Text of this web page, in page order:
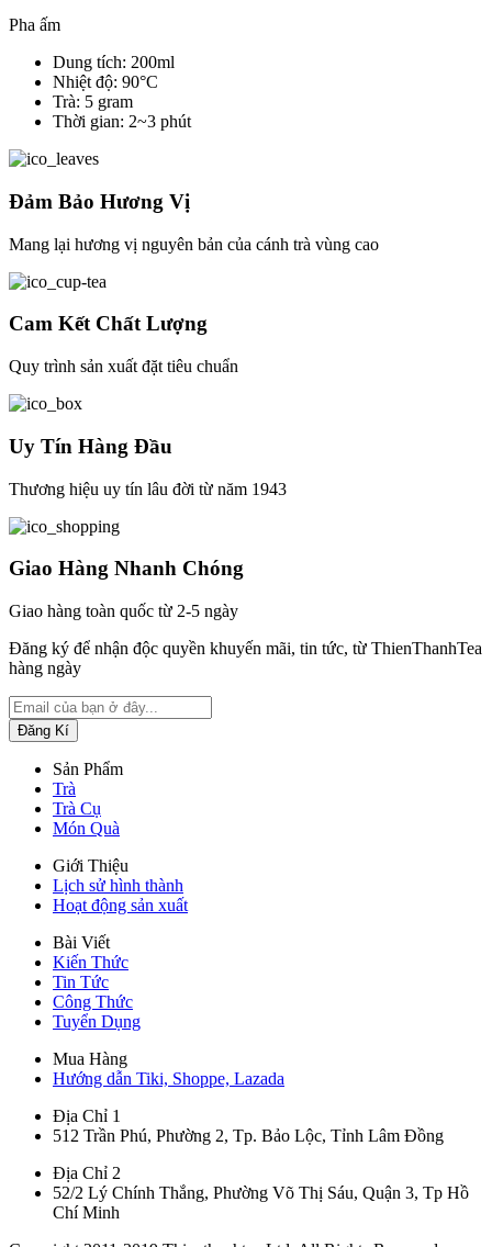
Pha ấm
Dung tích: 200ml
Nhiệt độ: 90°C
Trà: 5 gram
Thời gian: 2~3 phút
Đảm Bảo Hương Vị
Mang lại hương vị nguyên bản của cánh trà vùng cao
Cam Kết Chất Lượng
Quy trình sản xuất đặt tiêu chuẩn
Uy Tín Hàng Đầu
Thương hiệu uy tín lâu đời từ năm 1943
Giao Hàng Nhanh Chóng
Giao hàng toàn quốc từ 2-5 ngày
Đăng ký để nhận độc quyền khuyến mãi, tin tức, từ ThienThanhTea
hàng ngày
Sản Phẩm
Trà
Trà Cụ
Món Quà
Giới Thiệu
Lịch sử hình thành
Hoạt động sản xuất
Bài Viết
Kiến Thức
Tin Tức
Công Thức
Tuyển Dụng
Mua Hàng
Hướng dẫn Tiki, Shoppe, Lazada
Địa Chỉ 1
512 Trần Phú, Phường 2, Tp. Bảo Lộc, Tỉnh Lâm Đồng
Địa Chỉ 2
52/2 Lý Chính Thắng, Phường Võ Thị Sáu, Quận 3, Tp Hồ
Chí Minh